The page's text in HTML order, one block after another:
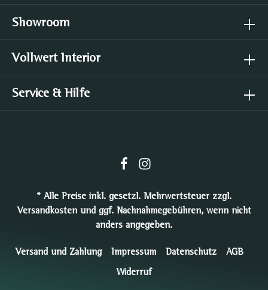
Showroom
Vollwert Interior
Service & Hilfe
* Alle Preise inkl. gesetzl. Mehrwertsteuer zzgl.
Versandkostenund ggf. Nachnahmegebühren, wenn nicht
anders angegeben.
Versand und Zahlung Impressum Datenschutz AGB
Widerruf